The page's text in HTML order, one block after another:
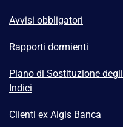
Avvisi obbligatori
Rapporti dormienti
Piano di Sostituzione degli
Indici
Clienti ex Aigis Banca